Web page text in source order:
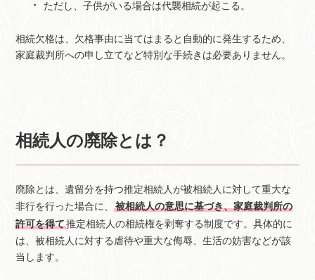
ただし、子供がいる場合は代襲相続が起こる。
相続欠格は、欠格事由に当てはまると自動的に発生するため、
家庭裁判所への申し立てなど特別な手続きは必要ありません。
相続人の廃除とは？
廃除とは、遺留分を持つ推定相続人が被相続人に対して重大な
非行を行った場合に、被相続人の意思に基づき、家庭裁判所の
許可を得て推定相続人の相続権を剥奪する制度です。具体的に
は、被相続人に対する虐待や重大な侮辱、生活の妨害などが該
当します。